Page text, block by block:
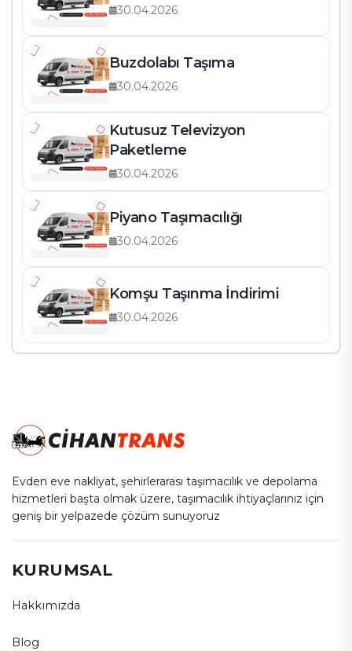
30.04.2026
Buzdolabı Taşıma
30.04.2026
Kutusuz Televizyon
Paketleme
30.04.2026
Piyano Taşımacılığı
30.04.2026
Komşu Taşınma İndirimi
30.04.2026
Evden eve nakliyat, şehirlerarası taşımacılık ve depolama
hizmetleri başta olmak üzere, taşımacılık ihtiyaçlarınız için
geniş bir yelpazede çözüm sunuyoruz
KURUMSAL
Hakkımızda
Blog